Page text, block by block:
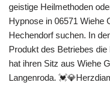
geistige Heilmethoden
Hypnose in 06571 Wiehe
Hechendorf suchen. In
Produkt des Betriebes
hat ihren Sitz aus Wiehe
Langenroda.